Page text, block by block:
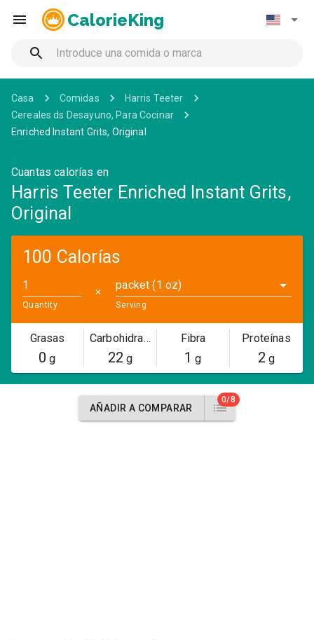
CalorieKing
Casa Comidas
Harris Teeter
Cereales ds Desayuno, Para Cocinar
Enriched Instant Grits, Original
Cuantas calorías en
Harris Teeter Enriched Instant Grits,
Original
100 Calorías
Quantity
✕
packet (1 oz)
Serving
Grasas
0 g
Carbohidratos
22 g
Fibra
1 g
Proteínas
2 g
AÑADIR A COMPARAR
0/8